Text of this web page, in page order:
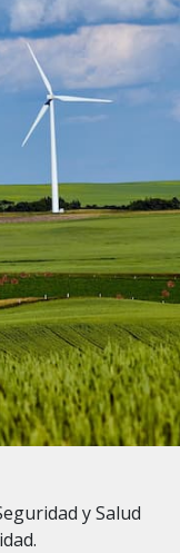
y Salud